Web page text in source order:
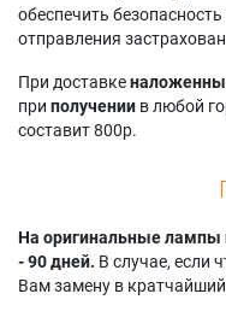
обеспечить
отправления
При доставке
при получении в любой
составит 800р.
На оригинальные лампы
- 90 дней. В случае, если
Вам замену в